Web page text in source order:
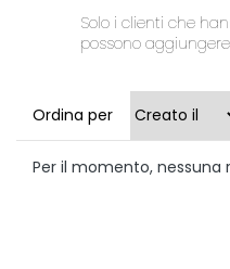
Solo i clienti che
possono
Ordina per
Per il momento, nessuna